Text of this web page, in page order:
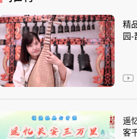
精
园-
遥
客